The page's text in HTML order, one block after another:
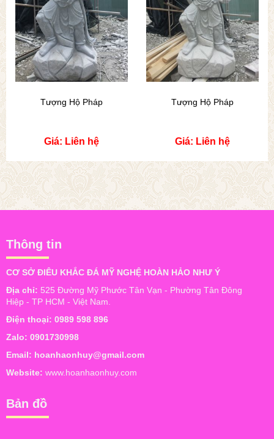
Tượng Hộ Pháp
Giá: Liên hệ
Tượng Hộ Pháp
Giá: Liên hệ
Thông tin
CƠ SỞ ĐIÊU KHẮC ĐÁ MỸ NGHỆ HOÀN HẢO NHƯ Ý
Địa chỉ: 525 Đường Mỹ Phước Tân Vạn - Phường Tân Đông
Hiệp - TP HCM - Việt Nam.
Điện thoại: 0989 598 896
Zalo: 0901730998
Email: hoanhaonhuy@gmail.com
Website: www.hoanhaonhuy.com
Bản đồ